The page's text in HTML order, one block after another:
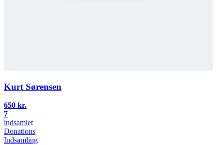
Kurt Sørensen
650 kr.
7
indsamlet
Donations
Indsamling